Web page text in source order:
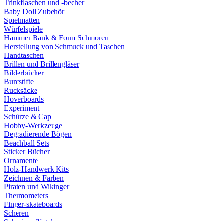
Trinkflaschen und -becher
Baby Doll Zubehör
Spielmatten
Würfelspiele
Hammer Bank & Form Schmoren
Herstellung von Schmuck und Taschen
Handtaschen
Brillen und Brillengläser
Bilderbücher
Buntstifte
Rucksäcke
Hoverboards
Experiment
Schürze & Cap
Hobby-Werkzeuge
Degradierende Bögen
Beachball Sets
Sticker Bücher
Ornamente
Holz-Handwerk Kits
Zeichnen & Farben
Piraten und Wikinger
Thermometers
Finger-skateboards
Scheren